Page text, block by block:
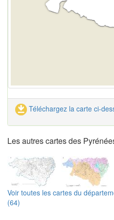
Téléchargez la carte ci-
Les autres cartes des
Voir toutes les cartes du
(64)